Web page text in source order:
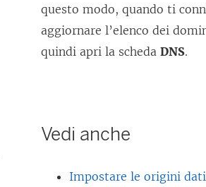
questo modo, quando ti
aggiornare l’elenco dei
quindi apri la schedaDNS.
Vedi anche
Impostare le origini dati